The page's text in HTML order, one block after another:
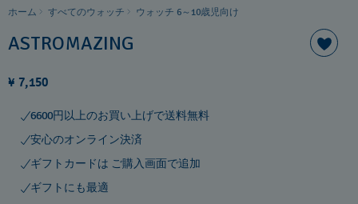
ホーム すべてのウォッチ ウォッチ 6～10歳児向け
ASTROMAZING
¥ 7,150
6600円以上のお買い上げで送料無料
安心のオンライン決済
ギフトカードは ご購入画面で追加
ギフトにも最適